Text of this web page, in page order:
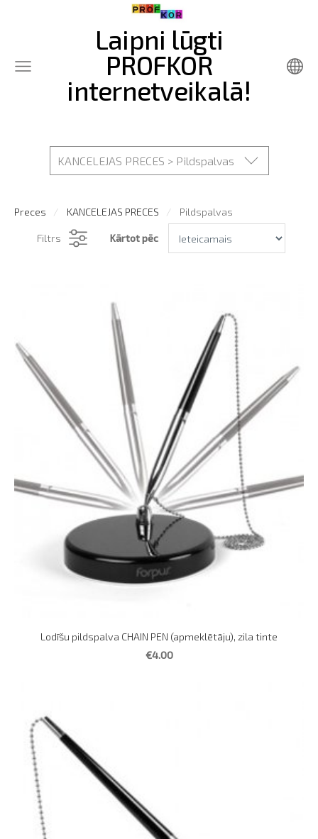
Laipni lūgti
PROFKOR
internetveikalā!
KANCELEJAS PRECES > Pildspalvas
Preces KANCELEJAS PRECES Pildspalvas
Filtrs Kārtot pēc
Lodīšu pildspalva CHAIN PEN (apmeklētāju), zila tinte
€4.00